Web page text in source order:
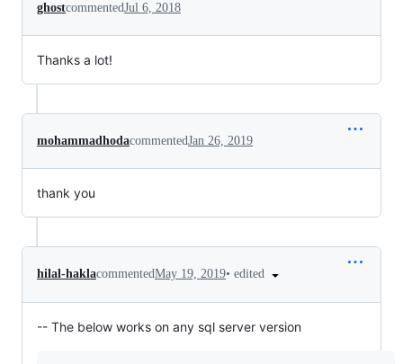
ghostcommentedJul 6, 2018
Thanks a lot!
mohammadhodacommentedJan 26, 2019
thank you
hilal-haklacommentedMay 19, 2019• edited
-- The below works on any sql server version